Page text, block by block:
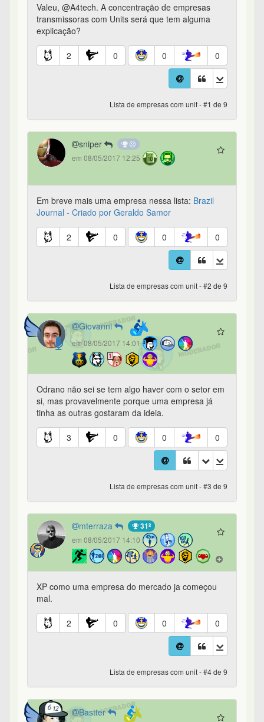
Valeu, @A4tech. A concentração de empresas
transmissoras com Units será que tem alguma
explicação?
2 0 0 0
Lista de empresas com unit - #1 de 9
sniper
em 08/05/2017 12:25
Em breve mais uma empresa nessa lista: Brazil
Journal - Criado por Geraldo Samor
2 0 0 0
Lista de empresas com unit - #2 de 9
Giovanni
em 08/05/2017 14:01
Odrano não sei se tem algo haver com o setor em
si, mas provavelmente porque uma empresa já
tinha as outras gostaram da ideia.
3 0 0 0
Lista de empresas com unit - #3 de 9
mterraza 31º
em 08/05/2017 14:10
XP como uma empresa do mercado ja começou
mal.
2 0 0 0
Lista de empresas com unit - #4 de 9
Bastter